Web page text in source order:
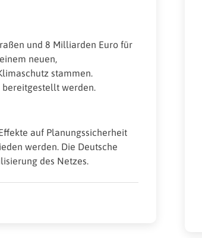
und 8 Milliarden Euro für
neuen,
stammen.
werden.
auf Planungssicherheit
werden. Die Deutsche
des Netzes.